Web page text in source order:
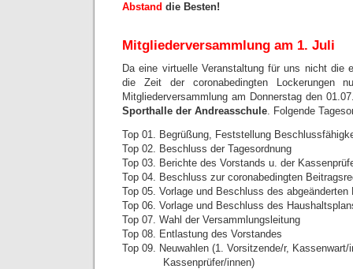
Abstand die Besten!
Mitgliederversammlung am 1. Juli
Da eine virtuelle Veranstaltung für uns nicht die
die Zeit der coronabedingten Lockerungen
Mitgliederversammlung am Donnerstag den
Sporthalle der Andreasschule. Folgende
Top 01. Begrüßung, Feststellung
Top 02. Beschluss der Tagesordnung
Top 03. Berichte des Vorstands u. der
Top 04. Beschluss zur coronabedingten
Top 05. Vorlage und Beschluss des abgeänderten
Top 06. Vorlage und Beschluss des
Top 07. Wahl der Versammlungsleitung
Top 08. Entlastung des Vorstandes
Top 09. Neuwahlen (1. Vorsitzende/r,
Kassenprüfer/innen)